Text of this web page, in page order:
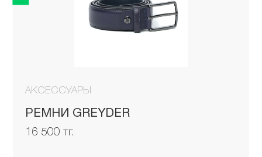
АКСЕССУАРЫ
РЕМНИ GREYDER
16 500 тг.